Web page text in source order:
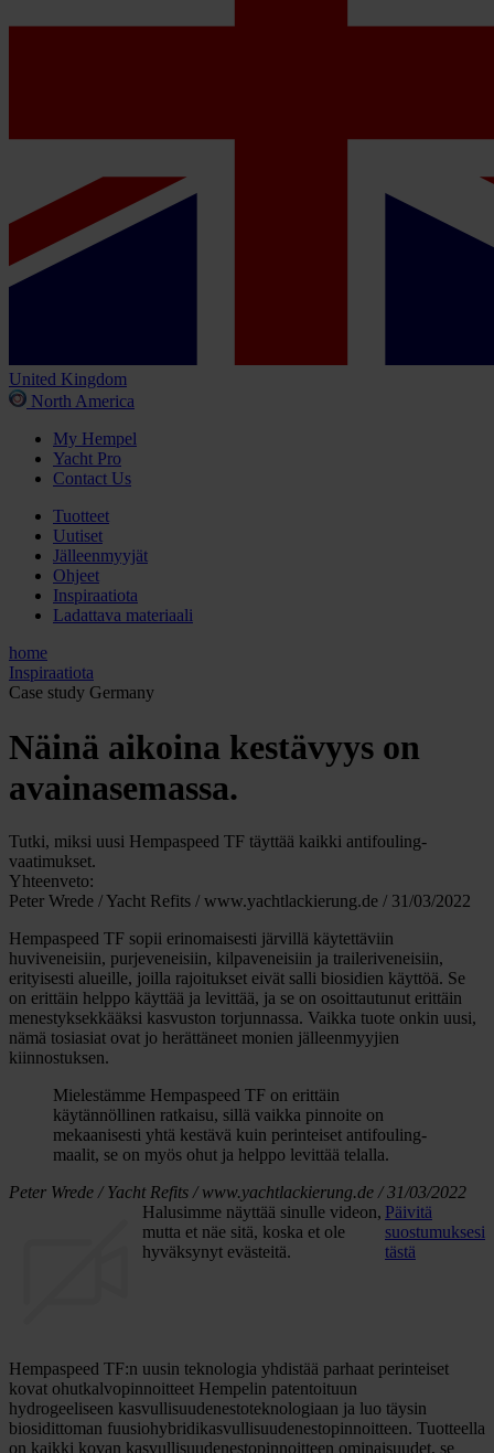
United Kingdom
North America
My Hempel
Yacht Pro
Contact Us
Tuotteet
Uutiset
Jälleenmyyjät
Ohjeet
Inspiraatiota
Ladattava materiaali
home
Inspiraatiota
Case study Germany
Näinä aikoina kestävyys on
avainasemassa.
Tutki, miksi uusi Hempaspeed TF täyttää kaikki antifouling-
vaatimukset.
Yhteenveto:
Peter Wrede / Yacht Refits / www.yachtlackierung.de / 31/03/2022
Hempaspeed TF sopii erinomaisesti järvillä käytettäviin
huviveneisiin, purjeveneisiin, kilpaveneisiin ja traileriveneisiin,
erityisesti alueille, joilla rajoitukset eivät salli biosidien käyttöä. Se
on erittäin helppo käyttää ja levittää, ja se on osoittautunut erittäin
menestyksekkääksi kasvuston torjunnassa. Vaikka tuote onkin uusi,
nämä tosiasiat ovat jo herättäneet monien jälleenmyyjien
kiinnostuksen.
Mielestämme Hempaspeed TF on erittäin
käytännöllinen ratkaisu, sillä vaikka pinnoite on
mekaanisesti yhtä kestävä kuin perinteiset antifouling-
maalit, se on myös ohut ja helppo levittää telalla.
Peter Wrede / Yacht Refits / www.yachtlackierung.de / 31/03/2022
Halusimme näyttää sinulle videon,
mutta et näe sitä, koska et ole
hyväksynyt evästeitä.
Päivitä
suostumuksesi
tästä
Hempaspeed TF:n uusin teknologia yhdistää parhaat perinteiset
kovat ohutkalvopinnoitteet Hempelin patentoituun
hydrogeeliseen kasvullisuudenestoteknologiaan ja luo täysin
biosidittoman fuusiohybridikasvullisuudenestopinnoitteen. Tuotteella
on kaikki kovan kasvullisuudenestopinnoitteen ominaisuudet, se